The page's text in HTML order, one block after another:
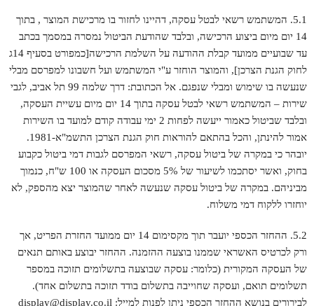
5.1. המשתמש רשאי לבטל עסקה, דהיינו לחזור בו מרכישת המוצר , בתוך
14 יום מיום ביצוע הרכישה, ובלבד שהודעת הביטול נמסרה במסמך בכתב
עד שבועיים ממועד קבלת ההודעה על השלמת הרכישה[כמפורט בסעיף 14ג
לחוק הגנת הצרכן], והמוצר הוחזר ע"י המשתמש ועל חשבונו למפרסם מבלי
שנעשה בו שימוש ומבלי שנפגם. אל הכתובת: דרך שלמה 99 תל אביב, לגבי
שירות – המשתמש רשאי לבטל עסקה בתוך 14 יום מיום עשיית העסקה,
ובלבד שביטול כאמור ייעשה לפחות 2 ימי עבודה קודם למועד בו השירות
אמור להינתן, והכל בהתאם להוראות חוק הגנת הצרכן התשמ"א-1981.
יובהר כי במקרה של ביטול עסקה, רשאי המפרסם לגבות דמי ביטול כקבוע
בחוק, ואשר יסתכמו לשיעור של 5% מסכום העסקה או 100 ש"ח, כנמוך
מביניהם. במקרה של ביטול עסקה שנעשה לאחר שהמוצר יצא מהספק, לא
יוחזרו ללקוח דמי משלוח.
5.2. ההחזר הכספי יועבר תוך מקסימום 14 יום ממועד החזרת הפריט, אך
ורק לכרטיס האשראי שממנו בוצעה ההזמנה. ההחזר יבוצע באותם תנאים
של העסקה המקורית (כלומר: עסקה שבוצעה בתשלומים תזוכה במספר
תשלומים תואם, ועסקה שחוייבה בתשלום בודד תזוכה בתשלום אחד).
לבירורים בנושא ההחזר הכספי ניתן לפנות למייל: display@display.co.il